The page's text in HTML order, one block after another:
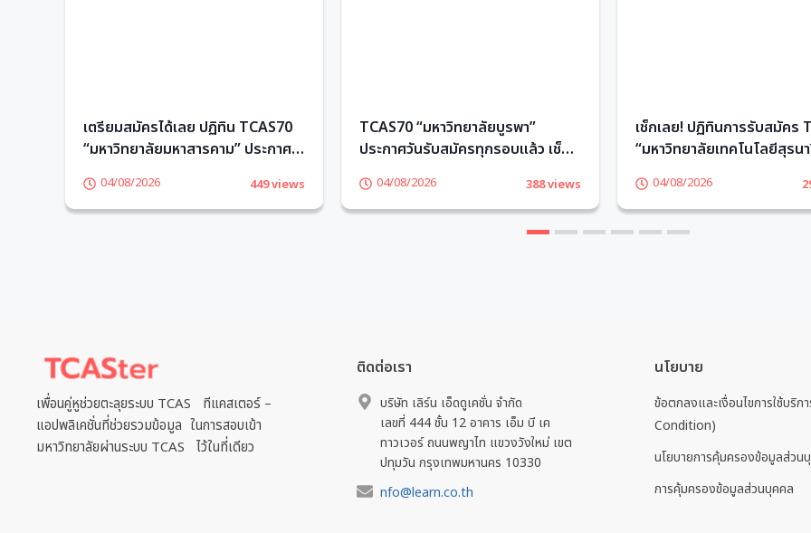
เตรียมสมัครได้เลย ปฏิทิน TCAS70
“มหาวิทยาลัยมหาสารคาม” ประกาศ
04/08/2026 449 views
TCAS70 “มหาวิทยาลัยบูรพา”
ประกาศวันรับสมัครทุกรอบแล้ว เช็ก
04/08/2026 388 views
เช็กเลย! ปฏิทินการรับสมัคร
“มหาวิทยาลัยเทคโนโลยีสุรน
04/08/2026
3 4 5 6
เพื่อนคู่หูช่วยตะลุยระบบ TCAS ทีแคสเตอร์ –
แอปพลิเคชั่นที่ช่วยรวมข้อมูล ในการสอบเข้า
มหาวิทยาลัยผ่านระบบ TCAS ไว้ในที่เดียว
ติดต่อเรา
บริษัท เลิร์น เอ็ดดูเคชั่น จำกัด
เลขที่ 444 ชั้น 12 อาคาร เอ็ม บี เค
ทาวเวอร์ ถนนพญาไท แขวงวังใหม่ เขต
ปทุมวัน กรุงเทพมหานคร 10330
nfo@learn.co.th
นโยบาย
ข้อตกลงและเงื่อนไขการใช้บริ
Condition)
นโยบายการคุ้มครองข้อมูลส่ว
การคุ้มครองข้อมูลส่วนบุคคล